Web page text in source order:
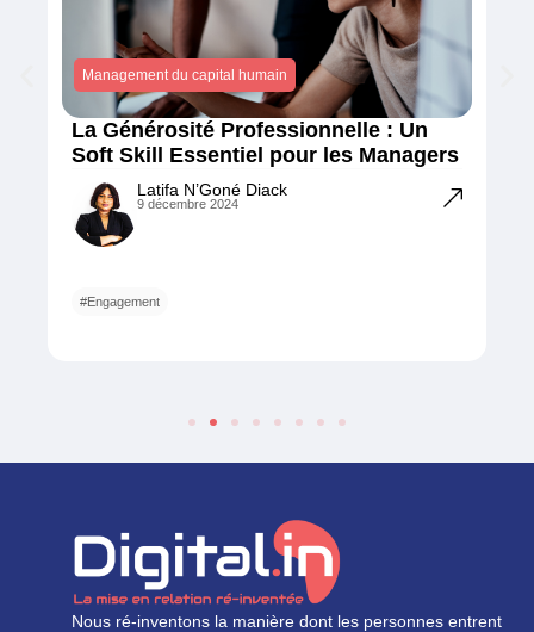
Management du capital humain
La Générosité Professionnelle : Un
Soft Skill Essentiel pour les Managers
Latifa N’Goné Diack
9 décembre 2024
#Engagement
Nous ré-inventons la manière dont les personnes entrent